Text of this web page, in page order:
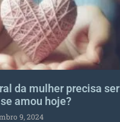
da mulher precisa ser
amou hoje?
9, 2024